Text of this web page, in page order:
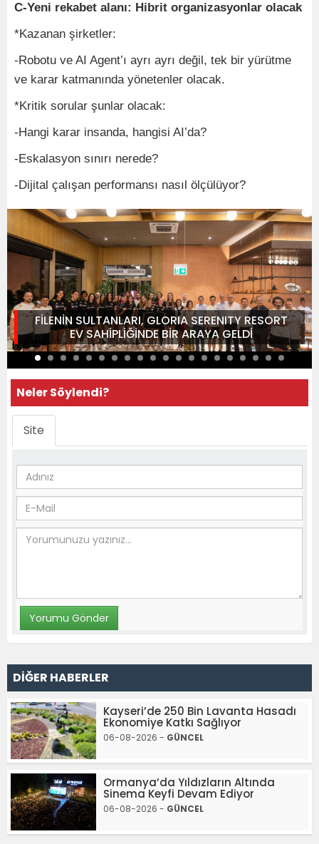
C-Yeni rekabet alanı: Hibrit organizasyonlar olacak
*Kazanan şirketler:
-Robotu ve AI Agent’ı ayrı ayrı değil, tek bir yürütme
ve karar katmanında yönetenler olacak.
*Kritik sorular şunlar olacak:
-Hangi karar insanda, hangisi AI’da?
-Eskalasyon sınırı nerede?
-Dijital çalışan performansı nasıl ölçülüyor?
FİLENİN SULTANLARI, GLORIA SERENITY RESORT
EV SAHİPLİĞİNDE BİR ARAYA GELDİ
Neler Söylendi?
Site
DİĞER HABERLER
Kayseri’de 250 Bin Lavanta Hasadı
Ekonomiye Katkı Sağlıyor
06-08-2026 - GÜNCEL
Ormanya’da Yıldızların Altında
Sinema Keyfi Devam Ediyor
06-08-2026 - GÜNCEL